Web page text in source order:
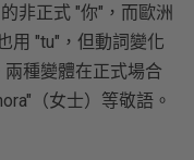
非正式 "你"，而歐洲
用 "tu"，但動詞變化
種變體在正式場合
（女士）等敬語。